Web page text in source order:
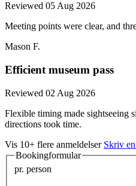
Reviewed 05 Aug 2026
Meeting points were clear, and
Mason F.
Efficient museum pass
Reviewed 02 Aug 2026
Flexible timing made sightseeing
directions took time.
Vis 10+ flere anmeldelser Skriv
Bookingformular
pr. person